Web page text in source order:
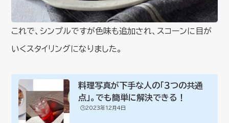
これで、シンプルですが色味も追加され、スコーンに目が
いくスタイリングになりました。
料理写真が下手な人の「３つの共通
点」。でも簡単に解決できる！
🕒️2023年12月4日